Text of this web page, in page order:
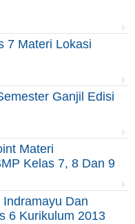
7 Materi Lokasi
Ganjil Edisi
Materi
Kelas 7, 8 Dan 9
Dan
6 Kurikulum 2013